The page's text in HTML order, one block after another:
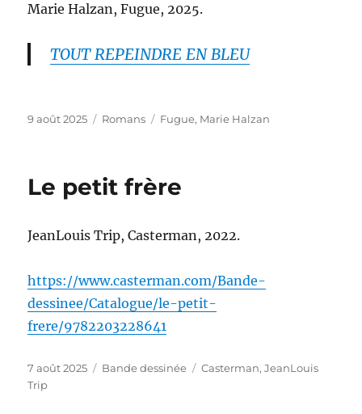
Marie Halzan, Fugue, 2025.
TOUT REPEINDRE EN BLEU
Publié
9 août 2025 Catégories
Romans Étiquettes
Fugue, Marie Halzan
Le petit frère
JeanLouis Trip, Casterman, 2022.
https://www.casterman.com/Bande-
dessinee/Catalogue/le-petit-
frere/9782203228641
Publié
le
7 août 2025 Catégories
Bande dessinée Étiquettes
Casterman,JeanLouis
Trip